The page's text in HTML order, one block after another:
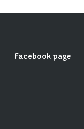
Facebook page